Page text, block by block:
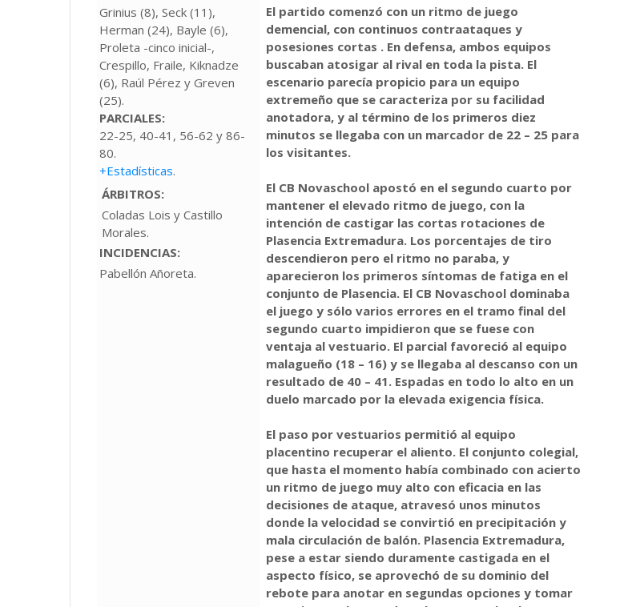
Grinius (8), Seck (11),
Herman (24), Bayle (6),
Proleta -cinco inicial-,
Crespillo, Fraile, Kiknadze
(6), Raúl Pérez y Greven
(25).
PARCIALES:
22-25, 40-41, 56-62 y 86-
80.
+Estadísticas.
ÁRBITROS:
Coladas Lois y Castillo
Morales.
INCIDENCIAS:
Pabellón Añoreta.
El partido comenzó con un ritmo de juego
demencial, con continuos contraataques y
posesiones cortas . En defensa, ambos equipos
buscaban atosigar al rival en toda la pista. El
escenario parecía propicio para un equipo
extremeño que se caracteriza por su facilidad
anotadora, y al término de los primeros diez
minutos se llegaba con un marcador de 22 – 25 para
los visitantes.
El CB Novaschool apostó en el segundo cuarto por
mantener el elevado ritmo de juego, con la
intención de castigar las cortas rotaciones de
Plasencia Extremadura. Los porcentajes de tiro
descendieron pero el ritmo no paraba, y
aparecieron los primeros síntomas de fatiga en el
conjunto de Plasencia. El CB Novaschool dominaba
el juego y sólo varios errores en el tramo final del
segundo cuarto impidieron que se fuese con
ventaja al vestuario. El parcial favoreció al equipo
malagueño (18 – 16) y se llegaba al descanso con un
resultado de 40 – 41. Espadas en todo lo alto en un
duelo marcado por la elevada exigencia física.
El paso por vestuarios permitió al equipo
placentino recuperar el aliento. El conjunto colegial,
que hasta el momento había combinado con acierto
un ritmo de juego muy alto con eficacia en las
decisiones de ataque, atravesó unos minutos
donde la velocidad se convirtió en precipitación y
mala circulación de balón. Plasencia Extremadura,
pese a estar siendo duramente castigada en el
aspecto físico, se aprovechó de su dominio del
rebote para anotar en segundas opciones y tomar